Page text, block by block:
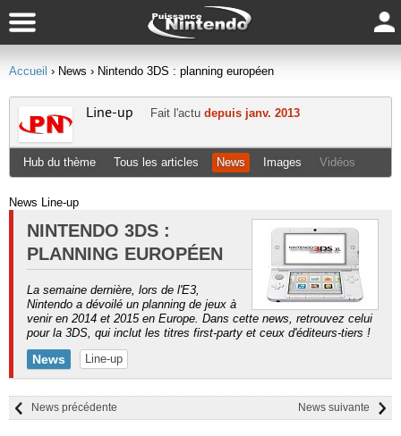
Accueil › News › Nintendo 3DS : planning européen
Line-up Fait l'actu depuis janv. 2013
Hub du thème Tous les articles News Images Vidéos
News Line-up
NINTENDO 3DS :
PLANNING EUROPÉEN
La semaine dernière, lors de l'E3,
Nintendo a dévoilé un planning de jeux à
venir en 2014 et 2015 en Europe. Dans cette news, retrouvez celui
pour la 3DS, qui inclut les titres first-party et ceux d'éditeurs-tiers !
News Line-up
News suivante
News précédente